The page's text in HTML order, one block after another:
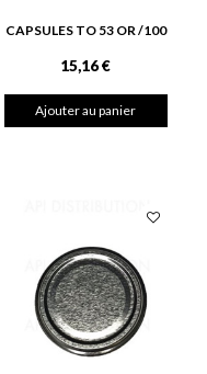
CAPSULES TO 53 OR /100
15,16 €
Ajouter au panier